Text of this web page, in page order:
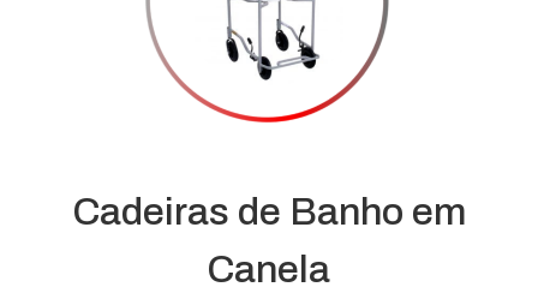
Cadeiras de Banho em
Canela